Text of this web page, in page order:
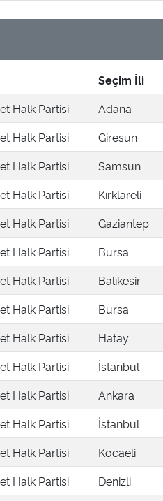
Seçim İli
Halk Partisi Adana
Halk Partisi
Giresun
Halk Partisi
Samsun
Halk Partisi
Kırklareli
Halk Partisi
Gaziantep
Halk Partisi
Bursa
Halk Partisi
Balıkesir
Halk Partisi
Bursa
Halk Partisi
Hatay
Halk Partisi
İstanbul
Halk Partisi
Ankara
Halk Partisi
İstanbul
Halk Partisi
Kocaeli
Halk Partisi
Denizli